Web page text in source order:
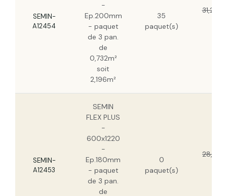
SEMIN FLEX PLUS - 600x1220 -
Ep.200mm - paquet de 3 pan. de
0,732m² soit 2,196m²
SEMIN FLEX PLUS - 600x1220 -
Ep.160mm - paquet de 4 pan. de
0,732m² soit 2,928m²
SEMIN-
A12454
-
Ep.200mm
- paquet
de 3 pan.
de
0,732m²
soit
2,196m²
35
paquet(s)
31,20
SEMIN-
A12453
SEMIN
FLEX PLUS
-
600x1220
-
Ep.180mm
- paquet
de 3 pan.
de
0
paquet(s)
28,13